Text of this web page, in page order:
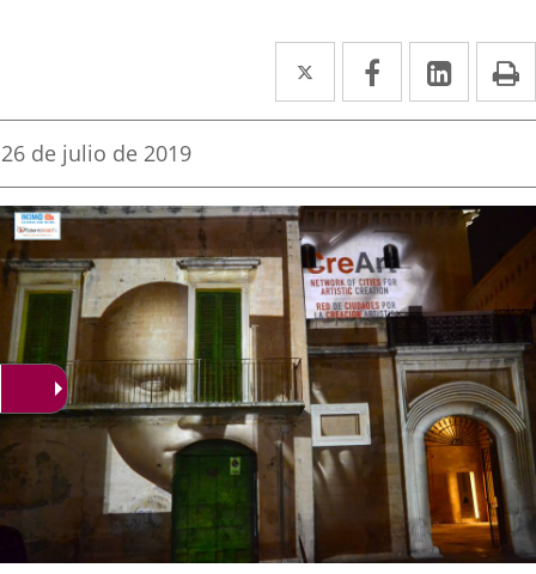
Twitter
Enlace
a
aplicación
externa.
Facebook
Enlace
a
aplicación
externa.
Enlace
a
Fecha
la
noticia
26 de julio de 2019